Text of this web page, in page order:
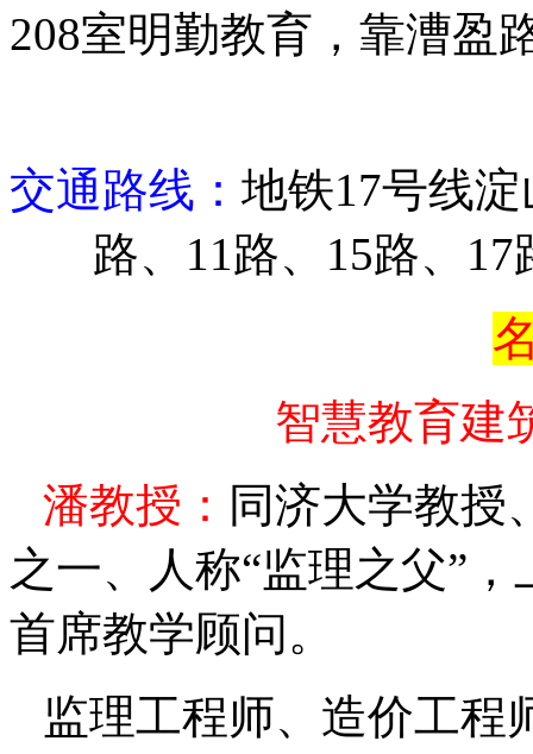
208室明勤教育，靠漕盈
交通路线： 地铁17号线
路、 11路、 15路、 17
智慧教育建
潘教授： 同济大学教授
之一、人称“监理之父”
首席教学顾问。
监理工程师、造价工程